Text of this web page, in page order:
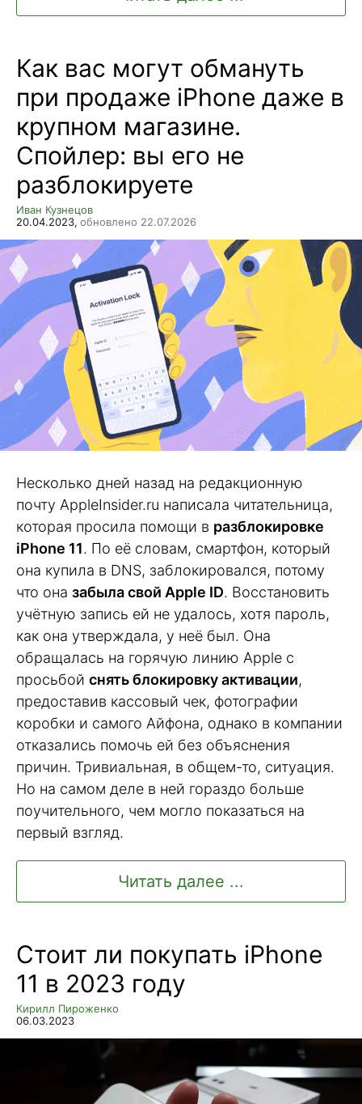
Как вас могут обмануть
при продаже iPhone даже в
крупном магазине.
Спойлер: вы его не
разблокируете
Иван Кузнецов
20.04.2023, обновлено 22.07.2026
Несколько дней назад на редакционную
почту AppleInsider.ru написала читательница,
которая просила помощи в разблокировке
iPhone 11. По её словам, смартфон, который
она купила в DNS, заблокировался, потому
что она забыла свой Apple ID. Восстановить
учётную запись ей не удалось, хотя пароль,
как она утверждала, у неё был. Она
обращалась на горячую линию Apple с
просьбой снять блокировку активации,
предоставив кассовый чек, фотографии
коробки и самого Айфона, однако в компании
отказались помочь ей без объяснения
причин. Тривиальная, в общем-то, ситуация.
Но на самом деле в ней гораздо больше
поучительного, чем могло показаться на
первый взгляд.
Читать далее ...
Стоит ли покупать iPhone
11 в 2023 году
Кирилл Пироженко
06.03.2023